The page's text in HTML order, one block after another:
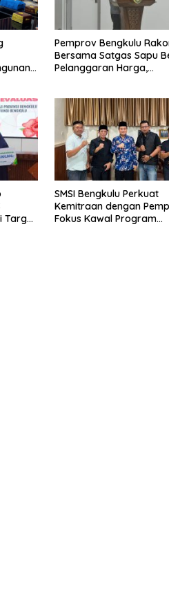
Pemprov Bengkulu
Bersama Satgas Sapu
Pelanggaran Harga,
Sorotan
Target
SMSI Bengkulu Perkuat
Kemitraan dengan
Fokus Kawal Program